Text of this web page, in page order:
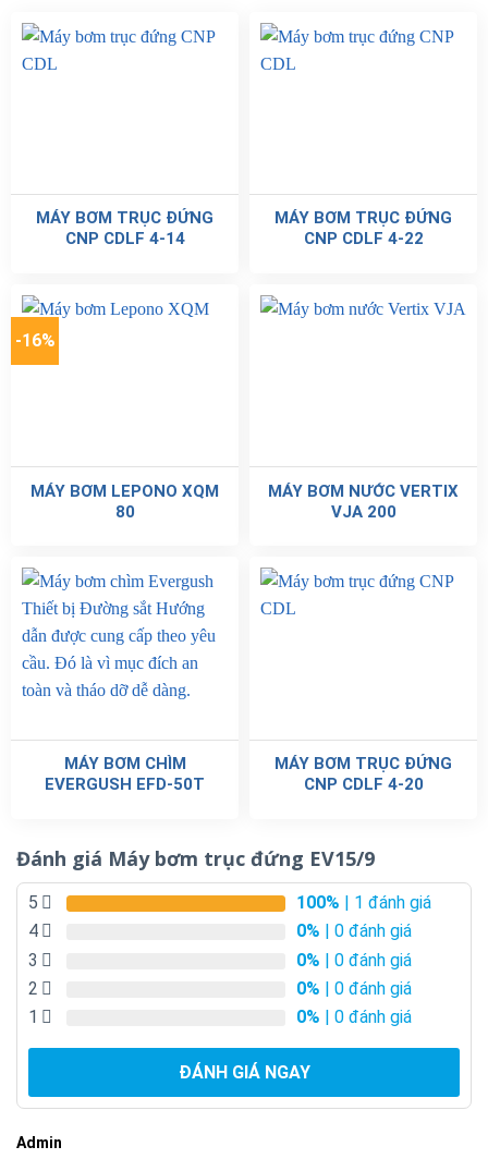
MÁY BƠM TRỤC ĐỨNG
CNP CDLF 4-14
MÁY BƠM TRỤC ĐỨNG
CNP CDLF 4-22
-16%
MÁY BƠM LEPONO XQM
80
MÁY BƠM NƯỚC VERTIX
VJA 200
MÁY BƠM CHÌM
EVERGUSH EFD-50T
MÁY BƠM TRỤC ĐỨNG
CNP CDLF 4-20
Đánh giá Máy bơm trục đứng EV15/9
5 100% | 1 đánh giá
4
0% | 0 đánh giá
3
0% | 0 đánh giá
2
0% | 0 đánh giá
1
0% | 0 đánh giá
ĐÁNH GIÁ NGAY
Admin